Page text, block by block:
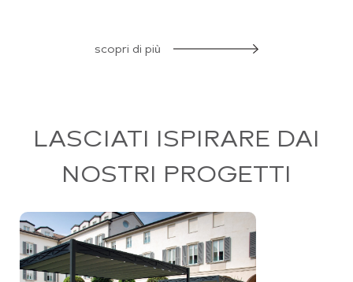
scopri di più
LASCIATI ISPIRARE DAI
NOSTRI PROGETTI